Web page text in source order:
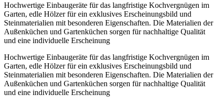
Hochwertige Einbaugeräte für das langfristige Kochvergnügen im
Garten, edle Hölzer für ein exklusives Erscheinungsbild und
Steinmaterialien mit besonderen Eigenschaften. Die Materialien der
Außenküchen und Gartenküchen sorgen für nachhaltige Qualität
und eine individuelle Erscheinung
Hochwertige Einbaugeräte für das langfristige Kochvergnügen im
Garten, edle Hölzer für ein exklusives Erscheinungsbild und
Steinmaterialien mit besonderen Eigenschaften. Die Materialien der
Außenküchen und Gartenküchen sorgen für nachhaltige Qualität
und eine individuelle Erscheinung